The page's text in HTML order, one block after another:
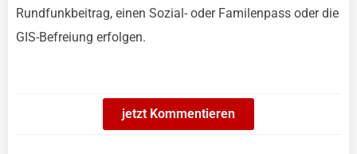
Rundfunkbeitrag, einen Sozial- oder Familenpass oder die
GIS-Befreiung erfolgen.
jetzt Kommentieren